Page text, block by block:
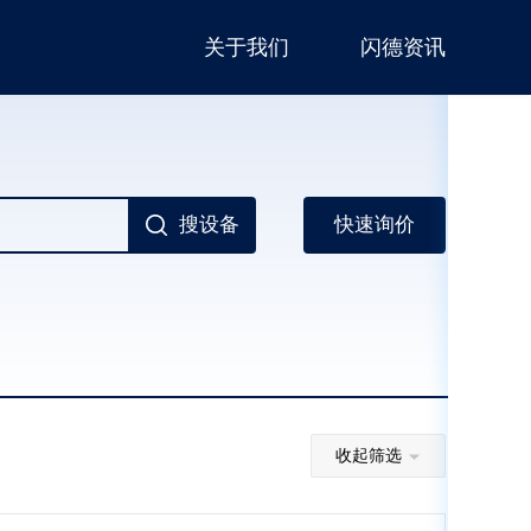
关于我们 闪德资讯
搜设备 快速询价
收起筛选